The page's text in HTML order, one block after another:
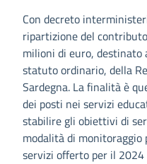
Con decreto
ripartizione del
milioni di euro, destinato
statuto ordinario, della
Sardegna. La finalità è
dei posti nei servizi
stabilire gli obiettivi di
modalità di monitoraggio
servizi offerto per il 2024